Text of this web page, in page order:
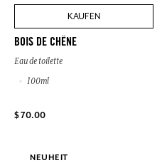
KAUFEN
BOIS DE CHÊNE
Eau de toilette
100ml
$ 70.00
NEUHEIT